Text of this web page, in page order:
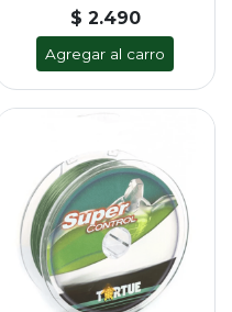
$ 2.490
Agregar al carro